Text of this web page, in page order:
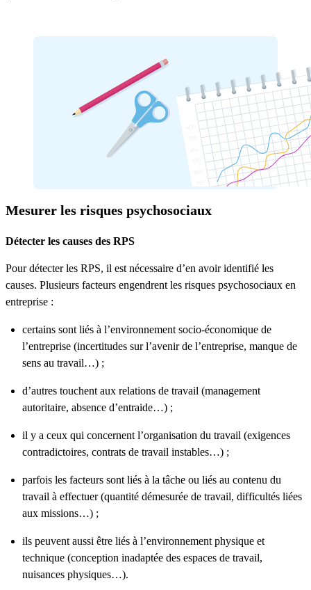
Mesurer les risques psychosociaux
Détecter les causes des RPS
Pour détecter les RPS, il est nécessaire d’en avoir identifié les
causes. Plusieurs facteurs engendrent les risques psychosociaux en
entreprise :
certains sont liés à l’environnement socio-économique de
l’entreprise (incertitudes sur l’avenir de l’entreprise, manque de
sens au travail…) ;
d’autres touchent aux relations de travail (management
autoritaire, absence d’entraide…) ;
il y a ceux qui concernent l’organisation du travail (exigences
contradictoires, contrats de travail instables…) ;
parfois les facteurs sont liés à la tâche ou liés au contenu du
travail à effectuer (quantité démesurée de travail, difficultés liées
aux missions…) ;
ils peuvent aussi être liés à l’environnement physique et
technique (conception inadaptée des espaces de travail,
nuisances physiques…).